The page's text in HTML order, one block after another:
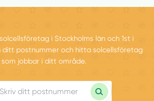
i Stockholms län och 1st i
ditt postnummer och hitta solcellsföretag
som jobbar i ditt område.